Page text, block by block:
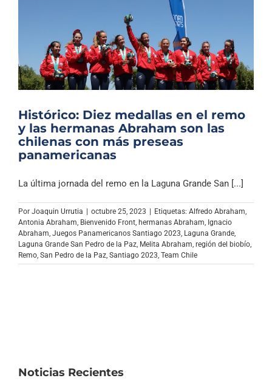
Histórico: Diez medallas en el remo
y las hermanas Abraham son las
chilenas con más preseas
panamericanas
La última jornada del remo en la Laguna Grande San [...]
Por Joaquin Urrutia octubre 25, 2023 Etiquetas: Alfredo Abraham,
Antonia Abraham, Bienvenido Front, hermanas Abraham, Ignacio
Abraham, Juegos Panamericanos Santiago 2023, Laguna Grande,
Laguna Grande San Pedro de la Paz, Melita Abraham, región del biobío,
Remo, San Pedro de la Paz, Santiago 2023, Team Chile
Noticias Recientes